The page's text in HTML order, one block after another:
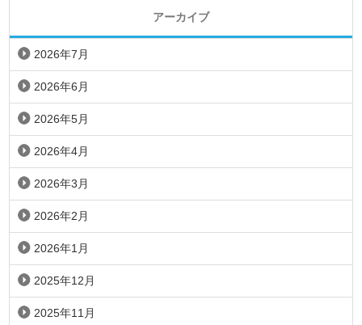
アーカイブ
2026年7月
2026年6月
2026年5月
2026年4月
2026年3月
2026年2月
2026年1月
2025年12月
2025年11月